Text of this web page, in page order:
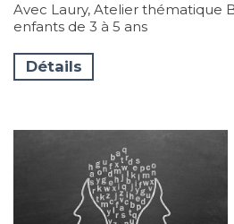
Avec Laury, Atelier thématique
enfants de 3 à 5 ans
Détails